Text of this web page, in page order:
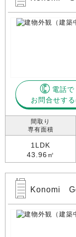
電話で
お問合せする
間取り
専有面積
1LDK
43.96㎡
Konomi